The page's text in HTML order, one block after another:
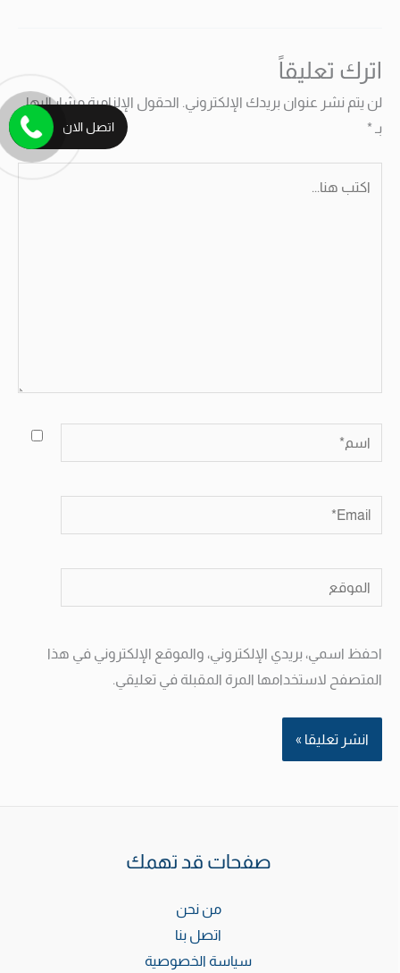
اترك تعليقاً
لن يتم نشر عنوان بريدك الإلكتروني. الحقول الإلزامية مشار إليها
بـ *
اسم*
Email*
الموقع
احفظ اسمي، بريدي الإلكتروني، والموقع الإلكتروني في هذا
المتصفح لاستخدامها المرة المقبلة في تعليقي.
صفحات قد تهمك
من نحن
اتصل بنا
سياسة الخصوصية
اتصل الان